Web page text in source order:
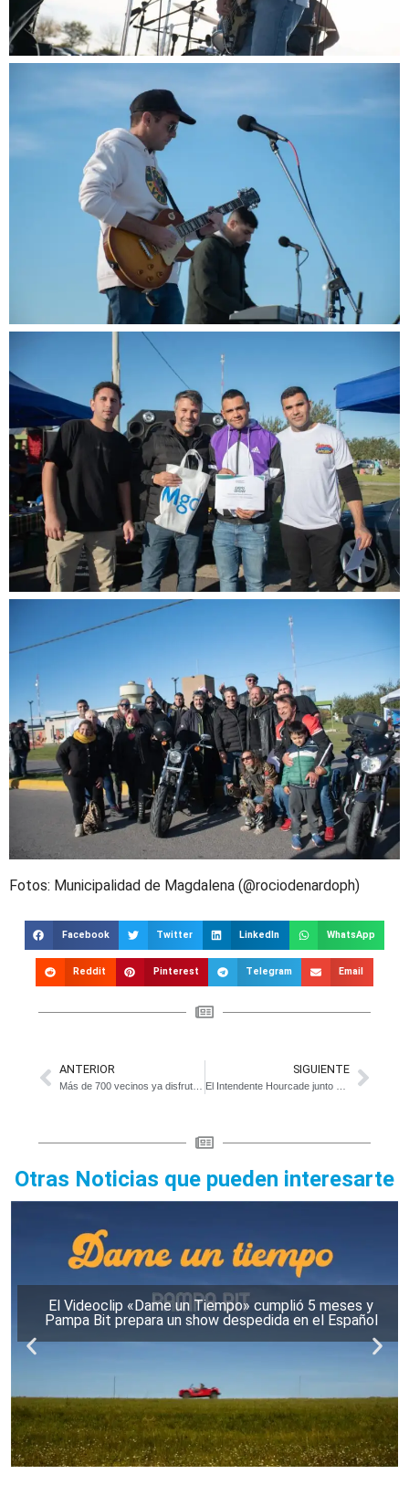
Fotos: Municipalidad de Magdalena (@rociodenardoph)
Facebook Twitter LinkedIn WhatsApp
Reddit Pinterest Telegram Email
ANTERIOR SIGUIENTE
Otras Noticias que pueden interesarte
El Videoclip «Dame un Tiempo» cumplió 5 meses y
Pampa Bit prepara un show despedida en el Español